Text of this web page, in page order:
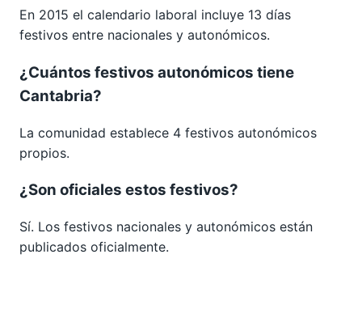
En 2015 el calendario laboral incluye 13 días
festivos entre nacionales y autonómicos.
¿Cuántos festivos autonómicos tiene
Cantabria?
La comunidad establece 4 festivos autonómicos
propios.
¿Son oficiales estos festivos?
Sí. Los festivos nacionales y autonómicos están
publicados oficialmente.